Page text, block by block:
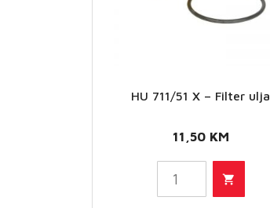
HU 711/51 X – Filter ulja
11,50 KM
HU
Filter
ulja